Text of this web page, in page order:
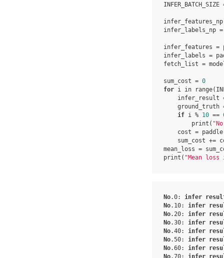
INFER_BATCH_SIZE
infer_features_np
infer_labels_np =
infer_features =
infer_labels =
fetch_list =
sum_cost = 0
for i in range(
infer_result
ground_truth
if i % 10 ==
print (
cost = paddle
sum_cost +=
mean_loss =
print ( "Mean
No.0: infer
No.10: infer
No.20: infer
No.30: infer
No.40: infer
No.50: infer
No.60: infer
No.70: infer